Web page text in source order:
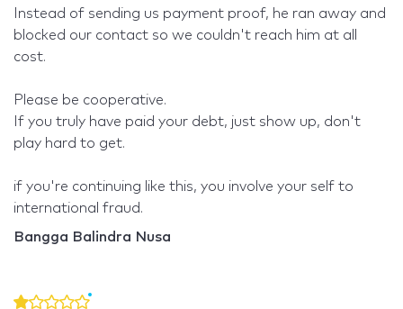
Instead of sending us payment proof, he ran away and
blocked our contact so we couldn't reach him at all
cost.
Please be cooperative.
If you truly have paid your debt, just show up, don't
play hard to get.
if you're continuing like this, you involve your self to
international fraud.
Bangga Balindra Nusa